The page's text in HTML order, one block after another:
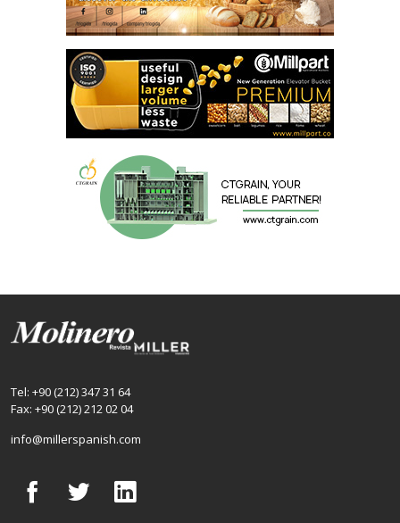
Tel: +90 (212) 347 31 64
Fax: +90 (212) 212 02 04
info@millerspanish.com